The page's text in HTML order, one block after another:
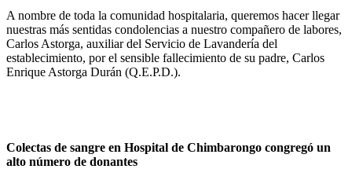
A nombre de toda la comunidad hospitalaria, queremos hacer llegar
nuestras más sentidas condolencias a nuestro compañero de labores,
Carlos Astorga, auxiliar del Servicio de Lavandería del
establecimiento, por el sensible fallecimiento de su padre, Carlos
Enrique Astorga Durán (Q.E.P.D.).
Colectas de sangre en Hospital de Chimbarongo congregó un
alto número de donantes